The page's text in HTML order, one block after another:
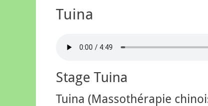
Tuina
Stage Tuina
Tuina (Massothérapie